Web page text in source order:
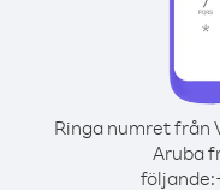
Ringa numret från
Aruba
följande: